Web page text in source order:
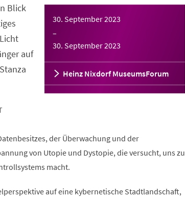
30. September 2023
–
30. September 2023
Heinz Nixdorf MuseumsForum
Blick
auf
der Überwachung und der
von Utopie und Dystopie, die versucht, uns zu
macht.
auf eine kybernetische Stadtlandschaft,